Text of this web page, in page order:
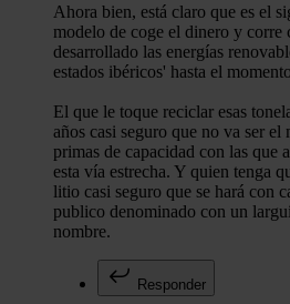
Ahora bien, está claro que es el
modelo de coge el dinero y corre
desarrollado las energías
estados ibéricos' hasta el
El que le toque reciclar esas
años casi seguro que no va ser el
primas de capacidad con las que
esta vía estrecha. Y quien tenga
litio casi seguro que se hará con
publico denominado con un
nombre.
Responder